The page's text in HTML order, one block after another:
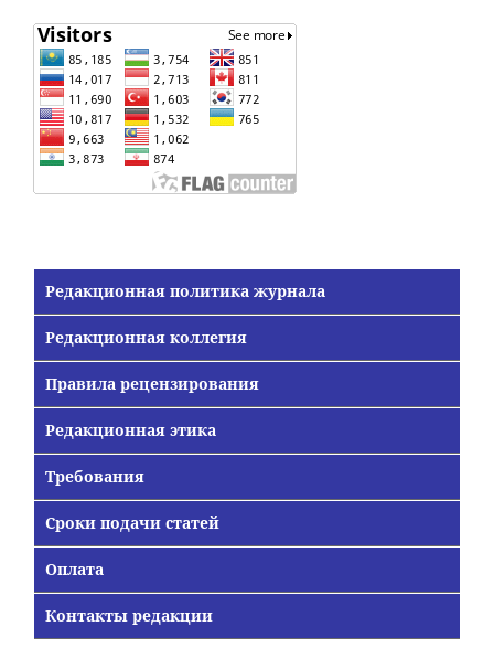
Редакционная политика журнала
Редакционная коллегия
Правила рецензирования
Редакционная этика
Требования
Сроки подачи статей
Оплата
Контакты редакции